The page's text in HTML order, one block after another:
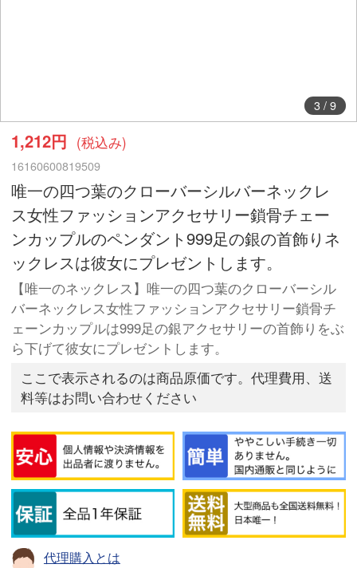
3/ 9
1,212円 (税込み)
16160600819509
唯一の四つ葉のクローバーシルバーネックレ
ス女性ファッションアクセサリー鎖骨チェー
ンカップルのペンダント999足の銀の首飾りネ
ックレスは彼女にプレゼントします。
【唯一のネックレス】唯一の四つ葉のクローバーシル
バーネックレス女性ファッションアクセサリー鎖骨チ
ェーンカップルは999足の銀アクセサリーの首飾りをぶ
ら下げて彼女にプレゼントします。
ここで表示されるのは商品原価です。代理費用、送
料等はお問い合わせください
代理購入とは